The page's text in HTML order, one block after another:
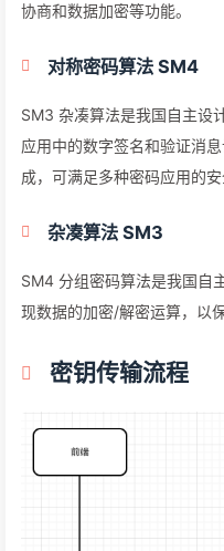
协商和数据加密等功能。
对称密码算法 SM4
SM3 杂凑算法是我国自主设
应用中的数字签名和验证消
成，可满足多种密码应用的安
杂凑算法 SM3
SM4 分组密码算法是我国自
现数据的加密/解密运算，以
密钥传输流程